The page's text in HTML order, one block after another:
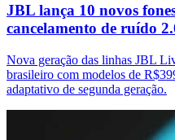
JBL lança 10 novos
cancelamento de ruído
Nova geração das linhas JBL
brasileiro com modelos de
adaptativo de segunda geração.